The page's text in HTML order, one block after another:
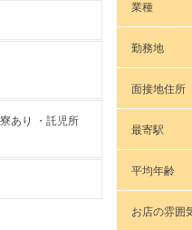
あり ・託児所
業種
勤務地
面接地住所
最寄駅
平均年齢
お店の雰囲